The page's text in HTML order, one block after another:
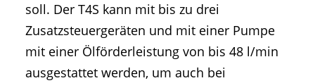
soll. Der T4S kann mit bis zu drei
Zusatzsteuergeräten und mit einer Pumpe
mit einer Ölförderleistung von bis 48 l/min
ausgestattet werden, um auch bei